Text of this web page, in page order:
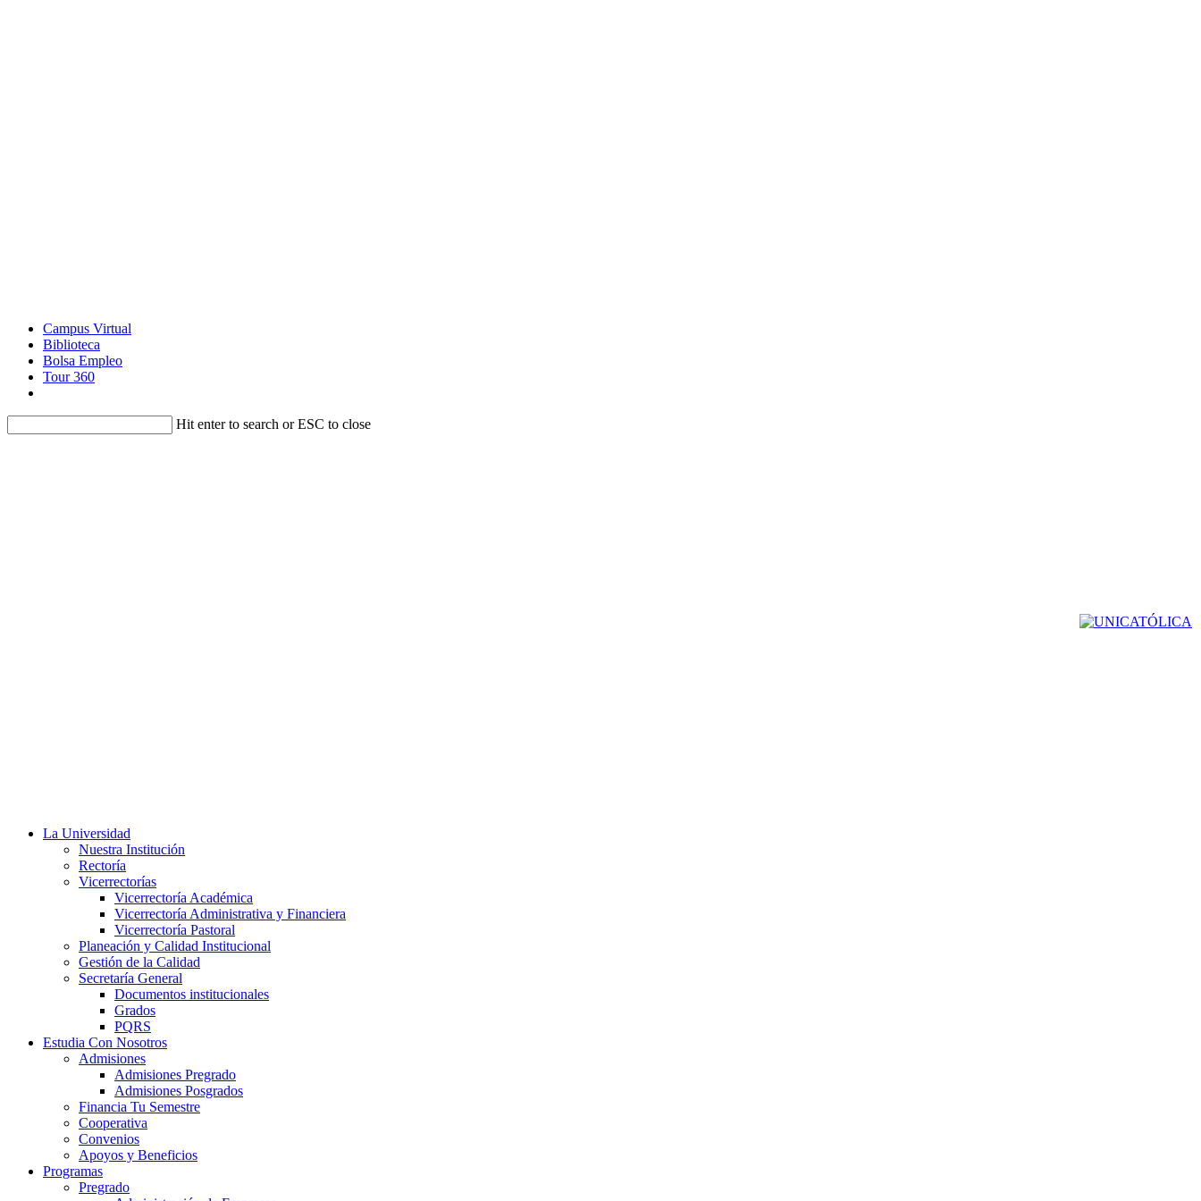
Campus Virtual
Biblioteca
Bolsa Empleo
Tour 360
Hit enter to search or ESC to close
La Universidad
Nuestra Institución
Rectoría
Vicerrectorías
Vicerrectoría Académica
Vicerrectoría Administrativa y Financiera
Vicerrectoría Pastoral
Planeación y Calidad Institucional
Gestión de la Calidad
Secretaría General
Documentos institucionales
Grados
PQRS
Estudia Con Nosotros
Admisiones
Admisiones Pregrado
Admisiones Posgrados
Financia Tu Semestre
Cooperativa
Convenios
Apoyos y Beneficios
Programas
Pregrado